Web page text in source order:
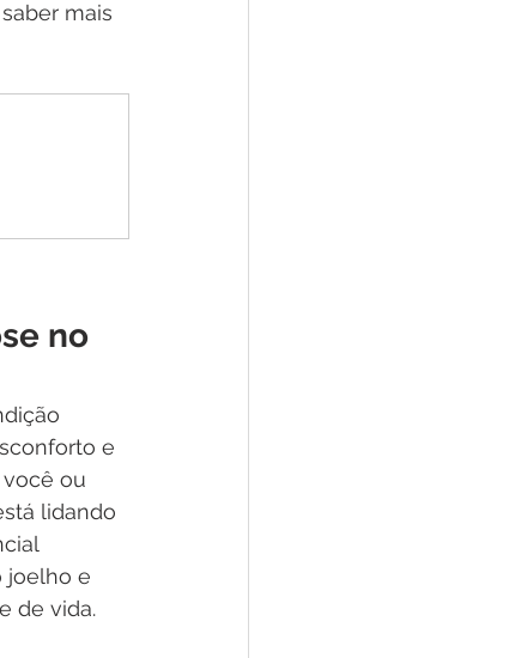
mais
no
e
ou
lidando
joelho e
de vida.